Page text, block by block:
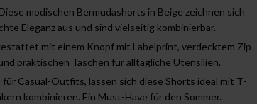
modischen Bermudashorts in Beige zeichnen sich
Eleganz aus und sind vielseitig kombinierbar.
mit einem Knopf mit Labelprint, verdecktem Zip-
praktischen Taschen für alltägliche Utensilien.
Casual-Outfits, lassen sich diese Shorts ideal mit T-
kombinieren. Ein Must-Have für den Sommer.